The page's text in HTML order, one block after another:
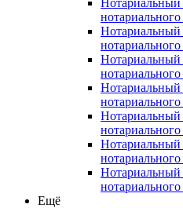
нотариального
Нотариальный
нотариального
Нотариальный
нотариального
Нотариальный
нотариального
Нотариальный
нотариального
Нотариальный
нотариального
Нотариальный
нотариального
Ещё